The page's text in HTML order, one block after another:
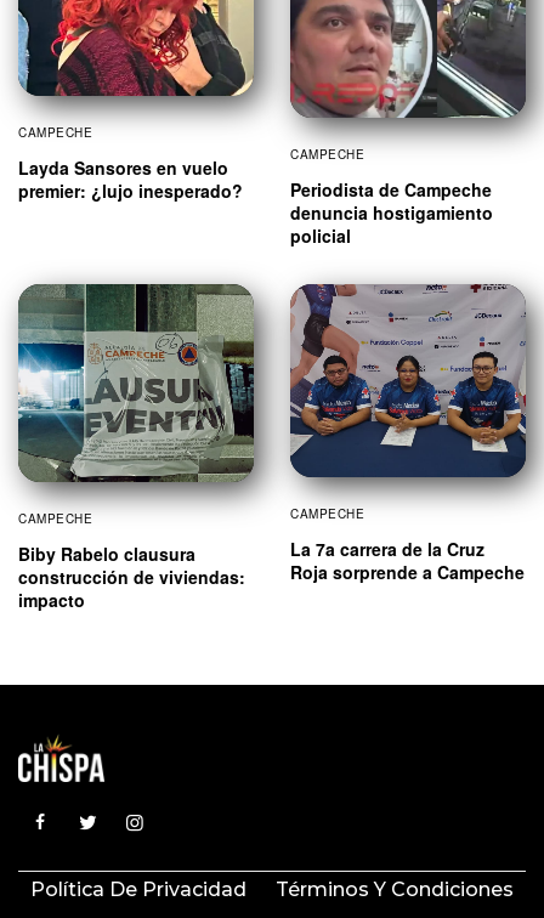
CAMPECHE
Layda Sansores en vuelo
premier: ¿lujo inesperado?
CAMPECHE
Periodista de Campeche
denuncia hostigamiento
policial
CAMPECHE
Biby Rabelo clausura
construcción de viviendas:
impacto
CAMPECHE
La 7a carrera de la Cruz
Roja sorprende a Campeche
Política De Privacidad Términos Y Condiciones